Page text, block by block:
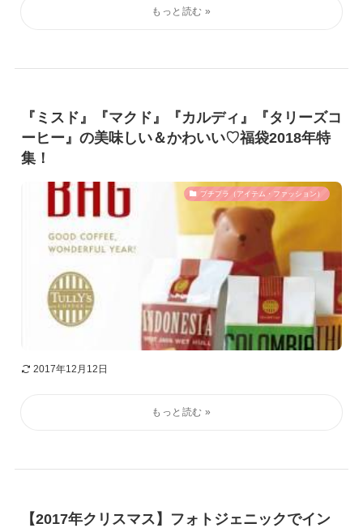
『ミスド』『マクド』『カルディ』『タリーズコ
ーヒー』の美味しい＆かわいい♡福袋2018年特
集！
プチプラ（アイテム・ファッション）
2017年12月12日
【2017年クリスマス】フォトジェニックでイン